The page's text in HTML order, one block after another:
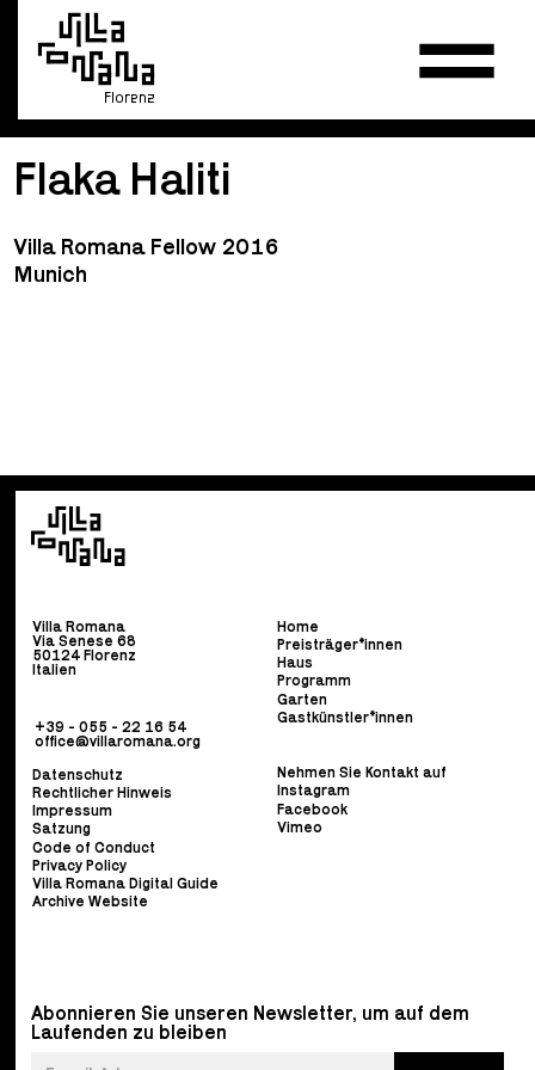
Florenz
Flaka Haliti
Villa Romana Fellow 2016
Munich
Villa Romana
Via Senese 68
50124 Florenz
Italien
+39 - 055 - 22 16 54
office@villaromana.org
Home
Preisträger*innen
Haus
Programm
Garten
Gastkünstler*innen
Datenschutz
Rechtlicher Hinweis
Impressum
Satzung
Code of Conduct
Privacy Policy
Villa Romana Digital Guide
Archive Website
Nehmen Sie Kontakt auf
Instagram
Facebook
Vimeo
Abonnieren Sie unseren Newsletter, um auf dem
Laufenden zu bleiben